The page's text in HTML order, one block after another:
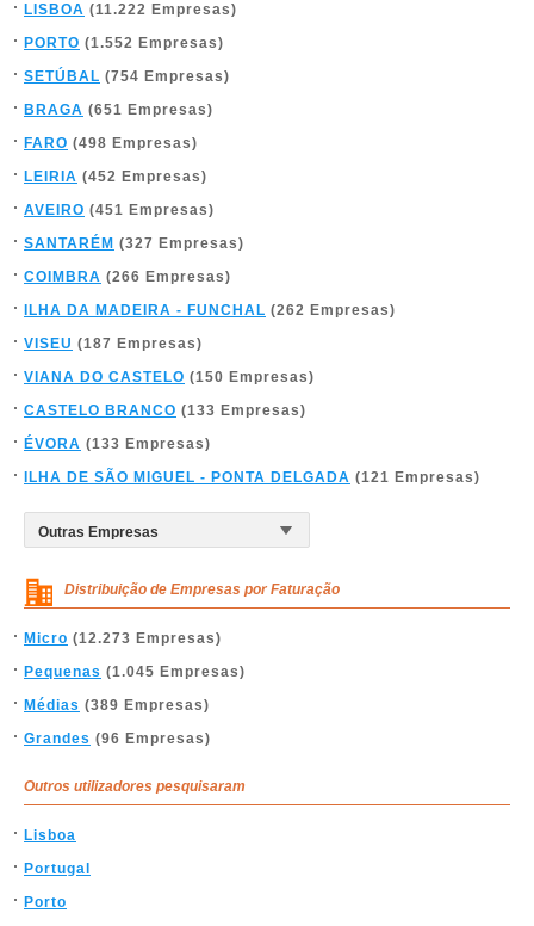
LISBOA (11.222 Empresas)
PORTO (1.552 Empresas)
SETÚBAL (754 Empresas)
BRAGA (651 Empresas)
FARO (498 Empresas)
LEIRIA (452 Empresas)
AVEIRO (451 Empresas)
SANTARÉM (327 Empresas)
COIMBRA (266 Empresas)
ILHA DA MADEIRA - FUNCHAL (262 Empresas)
VISEU (187 Empresas)
VIANA DO CASTELO (150 Empresas)
CASTELO BRANCO (133 Empresas)
ÉVORA (133 Empresas)
ILHA DE SÃO MIGUEL - PONTA DELGADA (121 Empresas)
Distribuição de Empresas por Faturação
Micro (12.273 Empresas)
Pequenas (1.045 Empresas)
Médias (389 Empresas)
Grandes (96 Empresas)
Outros utilizadores pesquisaram
Lisboa
Portugal
Porto